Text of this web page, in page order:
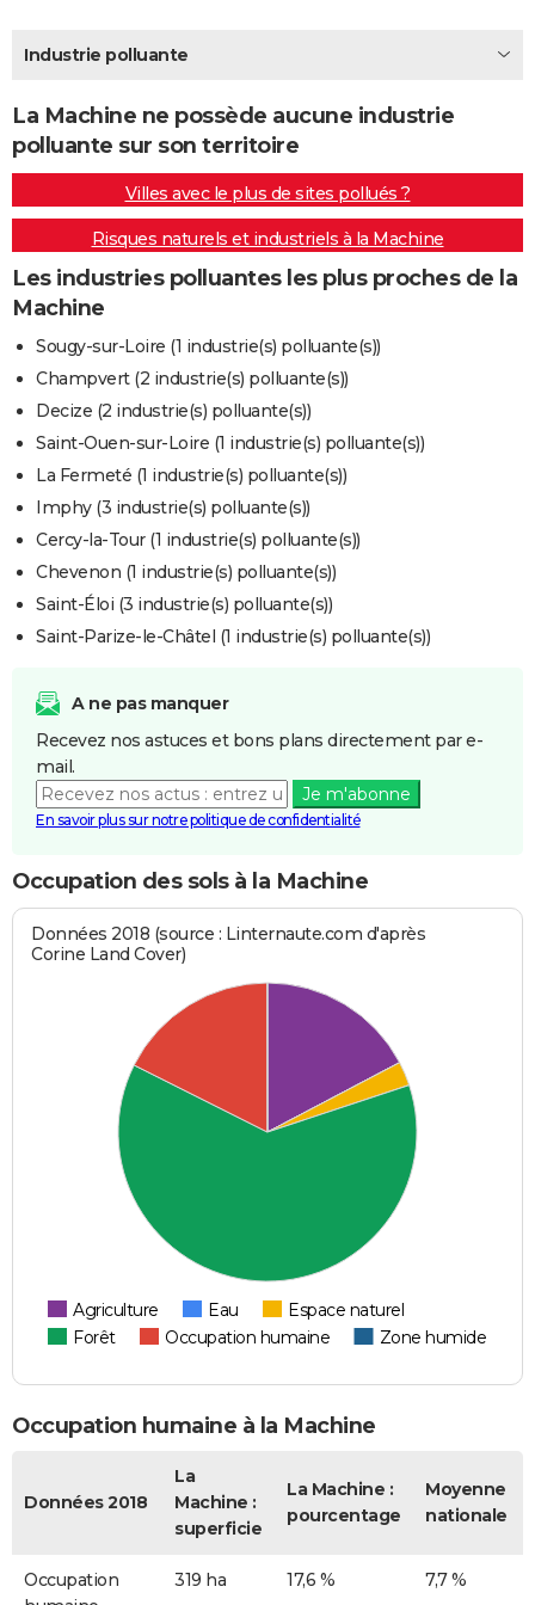
BONS PLANS
CARTE DE VOEUX
Carte de Noël
Carte Bonne année
Carte Saint-Valentin
Carte Pâques
Carte d'anniversaire
DICTIONNAIRE
Dictionnaire
Biographies
Citations
Expressions
Proverbes
PROGRAMME TV
COPAINS D'AVANT
S'inscrire
Se connecter
Lycées
Collèges
Primaires
Universités
Entreprises
Service militaire
Avis de recherche
AVIS DE DÉCÈS
FORUM
Industrie polluante
La Machine ne possède aucune industrie
polluante sur son territoire
Villes avec le plus de sites pollués ?
Risques naturels et industriels à la Machine
Les industries polluantes les plus proches de la
Machine
Sougy-sur-Loire (1 industrie(s) polluante(s))
Champvert (2 industrie(s) polluante(s))
Decize (2 industrie(s) polluante(s))
Saint-Ouen-sur-Loire (1 industrie(s) polluante(s))
La Fermeté (1 industrie(s) polluante(s))
Imphy (3 industrie(s) polluante(s))
Cercy-la-Tour (1 industrie(s) polluante(s))
Chevenon (1 industrie(s) polluante(s))
Saint-Éloi (3 industrie(s) polluante(s))
Saint-Parize-le-Châtel (1 industrie(s) polluante(s))
A ne pas manquer
Recevez nos astuces et bons plans directement par e-
mail.
Je m'abonne
En savoir plus sur notre politique de confidentialité
Occupation des sols à la Machine
Données 2018 (source : Linternaute.com d'après
Corine Land Cover)
Agriculture Eau
Espace naturel
Forêt
Occupation humaine Zone humide
Occupation humaine à la Machine
Données 2018
La
Machine :
superficie
La Machine :
pourcentage
Moyenne
nationale
Occupation
319 ha 17,6 % 7,7 %